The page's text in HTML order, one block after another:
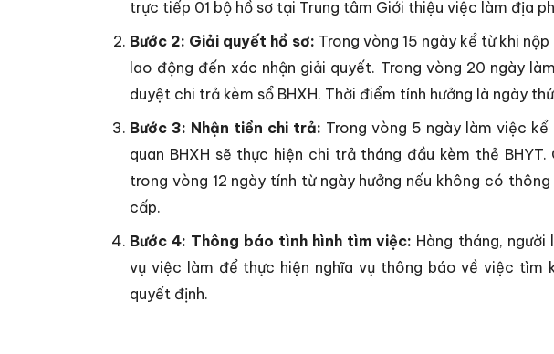
trực tiếp 01 bộ hồ sơ tại Trung tâm Giới thiệu việc làm địa
Bước 2: Giải quyết hồ sơ: Trong vòng 15 ngày kể từ khi
lao động đến xác nhận giải quyết. Trong vòng 20 ngày
duyệt chi trả kèm sổ BHXH. Thời điểm tính hưởng là ngày
Bước 3: Nhận tiền chi trả: Trong vòng 5 ngày làm việc
quan BHXH sẽ thực hiện chi trả tháng đầu kèm thẻ
trong vòng 12 ngày tính từ ngày hưởng nếu không có
cấp.
Bước 4: Thông báo tình hình tìm việc: Hàng tháng,
vụ việc làm để thực hiện nghĩa vụ thông báo về việc tìm
quyết định.